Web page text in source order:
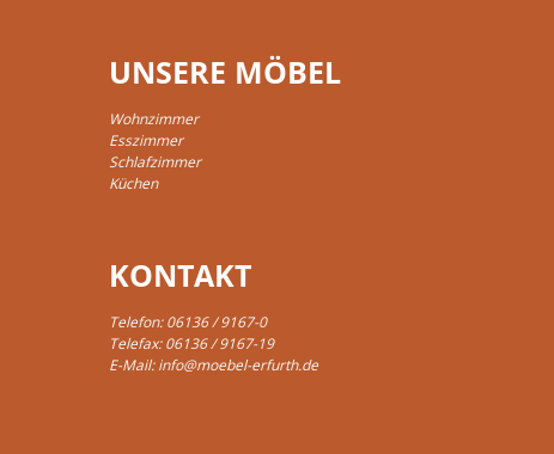
UNSERE MÖBEL
Wohnzimmer
Esszimmer
Schlafzimmer
Küchen
KONTAKT
Telefon:06136 / 9167-0
Telefax: 06136 / 9167-19
E-Mail:info@moebel-erfurth.de